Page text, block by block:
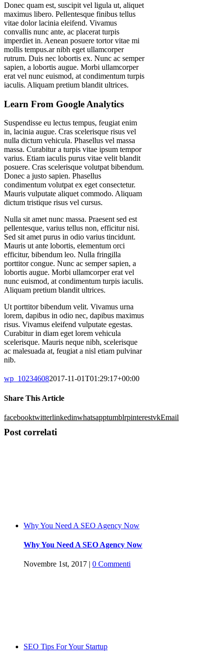
Donec quam est, suscipit vel ligula ut, aliquet
maximus libero. Pellentesque finibus tellus
vitae dolor lacinia eleifend. Vivamus
convallis nunc ante, ac placerat turpis
imperdiet in. Aenean posuere tortor vitae mi
mollis tempus.ar nibh eget ullamcorper
rutrum. Duis nec lobortis ex. Nunc ac semper
sapien, a lobortis augue. Morbi ullamcorper
erat vel nunc euismod, at condimentum turpis
iaculis. Aliquam pretium blandit ultrices.
Learn From Google Analytics
Suspendisse eu lectus tempus, feugiat enim
in, lacinia augue. Cras scelerisque risus vel
nulla dictum vehicula. Phasellus vel massa
massa. Curabitur a turpis vitae ipsum tempor
varius. Etiam iaculis purus vitae velit blandit
posuere. Cras scelerisque volutpat bibendum.
Donec a justo sapien. Phasellus
condimentum volutpat ex eget consectetur.
Mauris vulputate aliquet commodo. Aliquam
dictum tristique risus vel cursus.
Nulla sit amet nunc massa. Praesent sed est
pellentesque, varius tellus non, efficitur nisi.
Sed sit amet purus in odio varius tincidunt.
Mauris ut ante lobortis, elementum orci
efficitur, bibendum leo. Nulla fringilla
porttitor congue. Nunc ac semper sapien, a
lobortis augue. Morbi ullamcorper erat vel
nunc euismod, at condimentum turpis iaculis.
Aliquam pretium blandit ultrices.
Ut porttitor bibendum velit. Vivamus urna
lorem, dapibus in odio nec, dapibus maximus
risus. Vivamus eleifend vulputate egestas.
Curabitur in diam eget lorem vehicula
scelerisque. Mauris neque nibh, scelerisque
ac malesuada at, feugiat a nisl etiam pulvinar
nib.
wp_102346082017-11-01T01:29:17+00:00
Share This Article
facebooktwitterlinkedinwhatsapptumblrpinterestvkEmail
Post correlati
Why You Need A SEO Agency Now
Why You Need A SEO Agency Now
Novembre 1st, 2017 0 Commenti
SEO Tips For Your Startup